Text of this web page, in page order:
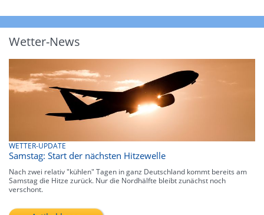
Wetter-News
WETTER-UPDATE
Samstag: Start der nächsten Hitzewelle
Nach zwei relativ "kühlen" Tagen in ganz Deutschland kommt bereits am
Samstag die Hitze zurück. Nur die Nordhälfte bleibt zunächst noch
verschont.